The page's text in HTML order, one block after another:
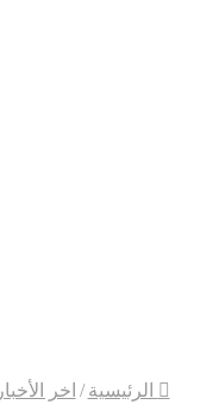
الرئيسية / اخر